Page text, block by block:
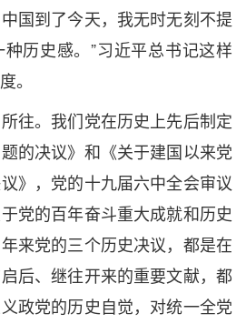
国到了今天，我无时无刻不提
历史感。”习近平总书记这样
。
。我们党在历史上先后制定
的决议》和《关于建国以来党
》，党的十九届六中全会审议
党的百年奋斗重大成就和历史
来党的三个历史决议，都是在
后、继往开来的重要文献，都
政党的历史自觉，对统一全党